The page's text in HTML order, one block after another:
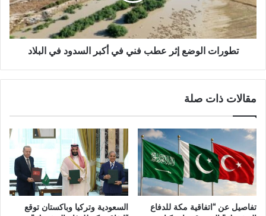
تطورات الوضع إثر عطب فني في أكبر السدود في البلاد
مقالات ذات صلة
تفاصيل عن “اتفاقية مكة للدفاع
السعودية وتركيا وباكستان توقع